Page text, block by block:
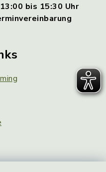
bis 15:30 Uhr